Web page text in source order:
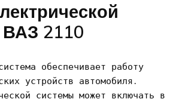
2110
обеспечивает работу
устройств автомобиля․
системы может включать в